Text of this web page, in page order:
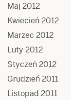
Maj 2012
Kwiecień 2012
Marzec 2012
Luty 2012
Styczeń 2012
Grudzień 2011
Listopad 2011